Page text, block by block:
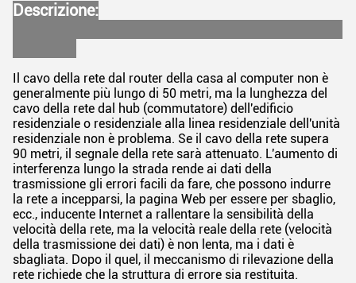
Descrizione:
Il cavo della rete dal router della casa al computer non è
generalmente più lungo di 50 metri, ma la lunghezza del
cavo della rete dal hub (commutatore) dell'edificio
residenziale o residenziale alla linea residenziale dell'unità
residenziale non è problema. Se il cavo della rete supera
90 metri, il segnale della rete sarà attenuato. L'aumento di
interferenza lungo la strada rende ai dati della
trasmissione gli errori facili da fare, che possono indurre
la rete a incepparsi, la pagina Web per essere per sbaglio,
ecc., inducente Internet a rallentare la sensibilità della
velocità della rete, ma la velocità reale della rete (velocità
della trasmissione dei dati) è non lenta, ma i dati è
sbagliata. Dopo il quel, il meccanismo di rilevazione della
rete richiede che la struttura di errore sia restituita.